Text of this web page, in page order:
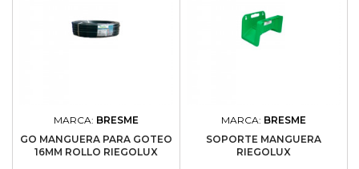
MARCA: BRESME
GO MANGUERA PARA GOTEO
16MM ROLLO RIEGOLUX
MARCA: BRESME
SOPORTE MANGUERA
RIEGOLUX